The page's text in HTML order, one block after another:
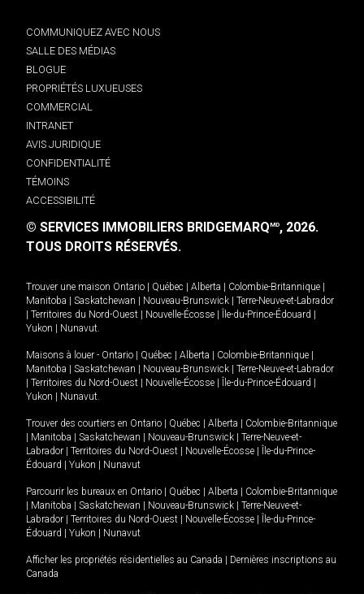
COMMUNIQUEZ AVEC NOUS
SALLE DES MÉDIAS
BLOGUE
PROPRIÉTÉS LUXUEUSES
COMMERCIAL
INTRANET
AVIS JURIDIQUE
CONFIDENTIALITÉ
TÉMOINS
ACCESSIBILITÉ
© SERVICES IMMOBILIERS BRIDGEMARQMD, 2026.
TOUS DROITS RÉSERVÉS.
Trouver une maison Ontario Québec Alberta Colombie-Britannique
Manitoba
Saskatchewan Nouveau-Brunswick
Terre-Neuve-et-Labrador
Territoires du Nord-Ouest Nouvelle-Écosse Île-du-Prince-Édouard
Yukon
Nunavut.
Maisons à louer - Ontario Québec Alberta Colombie-Britannique
Manitoba
Saskatchewan Nouveau-Brunswick
Terre-Neuve-et-Labrador
Territoires du Nord-Ouest Nouvelle-Écosse Île-du-Prince-Édouard
Yukon
Nunavut.
Trouver des courtiers en Ontario Québec Alberta
Colombie-Britannique
Manitoba Saskatchewan Nouveau-Brunswick
Terre-Neuve-et-
Labrador
Territoires du Nord-Ouest Nouvelle-Écosse
Île-du-Prince-
Édouard
Yukon Nunavut
Parcourir les bureaux en Ontario Québec Alberta
Colombie-Britannique
Manitoba Saskatchewan Nouveau-Brunswick
Terre-Neuve-et-
Labrador
Territoires du Nord-Ouest Nouvelle-Écosse
Île-du-Prince-
Édouard
Yukon Nunavut
Afficher les propriétés résidentielles au Canada
Dernières inscriptions au
Canada